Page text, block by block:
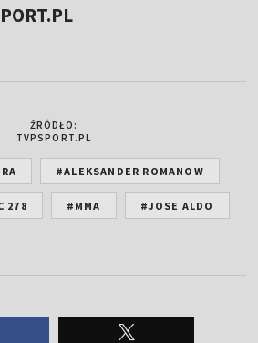
ŹRÓDŁO:
TVPSPORT.PL
#ALEKSANDER ROMANOW
278 #MMA #JOSE ALDO